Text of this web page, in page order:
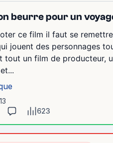
beurre pour un
ce film il faut se
jouent des personnages
tout un film de producteur,
623